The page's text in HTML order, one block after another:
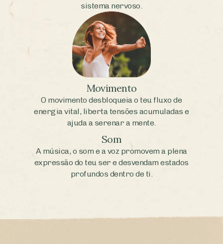
sistema nervoso.
Movimento
O movimento desbloqueia o teu fluxo de
energia vital, liberta tensões acumuladas e
ajuda a serenar a mente.
Som
A música, o som e a voz promovem a plena
expressão do teu ser e desvendam estados
profundos dentro de ti.